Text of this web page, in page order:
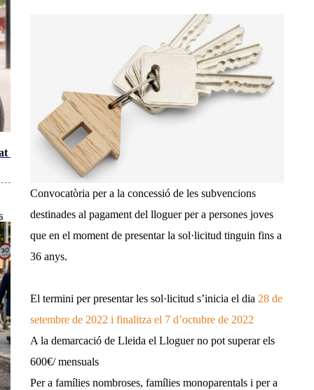
a
Convocatòria per a la concessió de les subvencions
destinades al pagament del lloguer per a persones joves
que en el moment de presentar la sol·licitud tinguin fins a
36 anys.
El termini per presentar les sol·licitud s’inicia el dia 28 de
setembre de 2022 i finalitza el 7 d’octubre de 2022
A la demarcació de Lleida el Lloguer no pot superar els
600€/ mensuals
Per a famílies nombroses, famílies monoparentals i per a